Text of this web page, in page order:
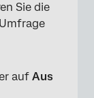
Sie die
auf Aus